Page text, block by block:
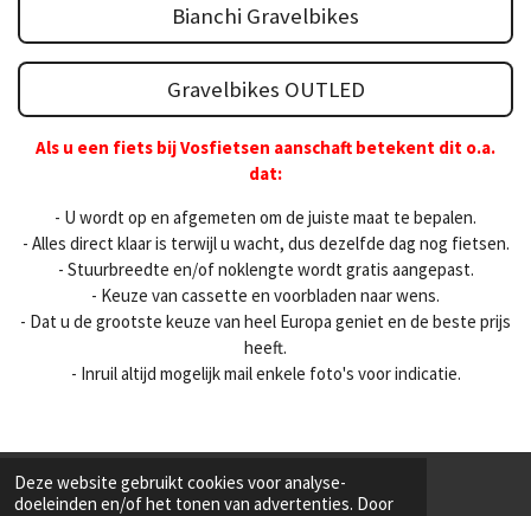
Deze website gebruikt cookies voor analyse-
doeleinden en/of het tonen van advertenties. Door
Bianchi Gravelbikes
Gravelbikes OUTLED
Als u een fiets bij Vosfietsen aanschaft betekent dit o.a.
dat:
- U wordt op en afgemeten om de juiste maat te bepalen.
- Alles direct klaar is terwijl u wacht, dus dezelfde dag nog fietsen.
- Stuurbreedte en/of noklengte wordt gratis aangepast.
- Keuze van cassette en voorbladen naar wens.
- Dat u de grootste keuze van heel Europa geniet en de beste prijs
heeft.
- Inruil altijd mogelijk mail enkele foto's voor indicatie.
Afbeeldingen, specificaties of prijzen kunnen afwijken.